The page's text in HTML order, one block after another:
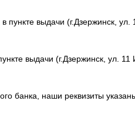
пункте выдачи (г.Дзержинск,
выдачи (г.Дзержинск, ул.
банка, наши реквизиты